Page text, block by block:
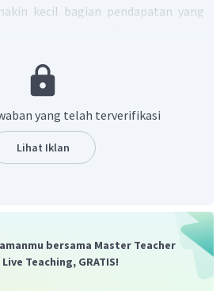
kecil bagian pendapatan yang
pula bagian pendapatan untuk
untuk konsumsi makanan
tersebut mendapatkan jabatan
pendapatannya juga pasti akan
perilaku menurut Hukum Engel
adalah B.
yang telah terverifikasi
Lihat Iklan
bersama Master Teacher
Teaching, GRATIS!